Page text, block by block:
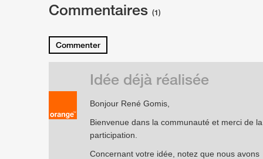
Commentaires (1)
Commenter
Bonjour René Gomis,
Bienvenue dans la communauté et merci de la
participation.
Concernant votre idée, notez que nous avons
Idée déjà réalisée